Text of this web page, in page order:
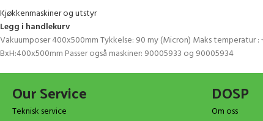
Kjøkkenmaskiner og utstyr
Legg i handlekurv
Vakuumposer 400x500mm Tykkelse: 90 my (Micron) Maks temperatur :
BxH:400x500mm Passer også maskiner: 90005933 og 90005934
Our Service
Teknisk service
DOSP
Om oss